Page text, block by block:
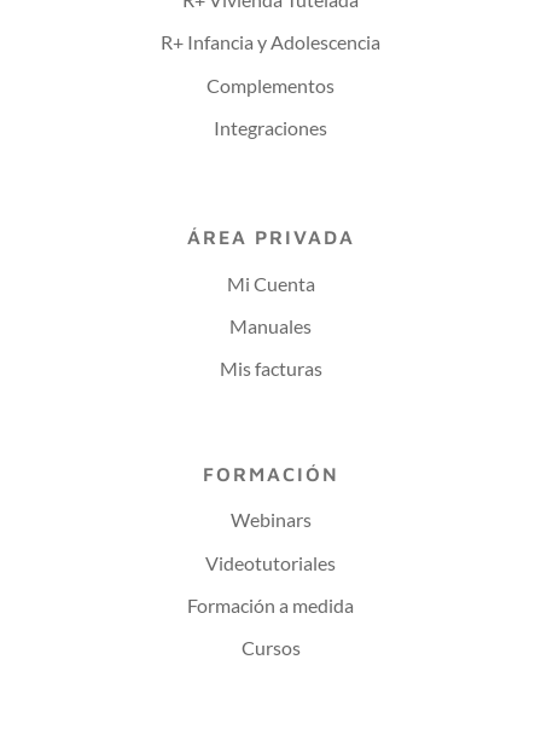
R+ Infancia y Adolescencia
Complementos
Integraciones
ÁREA PRIVADA
Mi Cuenta
Manuales
Mis facturas
FORMACIÓN
Webinars
Videotutoriales
Formación a medida
Cursos